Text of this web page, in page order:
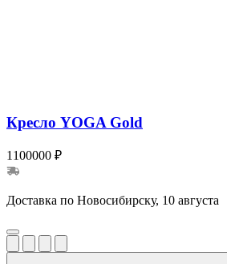
Кресло YOGA Gold
1100000 ₽
Доставка по Новосибирску, 10 августа